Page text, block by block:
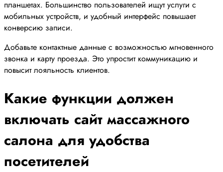
планшетах. Большинство пользователей ищут услуги с
мобильных устройств, и удобный интерфейс повышает
конверсию записи.
Добавьте контактные данные с возможностью мгновенного
звонка и карту проезда. Это упростит коммуникацию и
повысит лояльность клиентов.
Какие функции должен
включать сайт массажного
салона для удобства
посетителей